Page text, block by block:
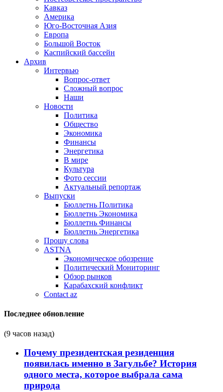
Кавказ
Америка
Юго-Восточная Азия
Европа
Большой Восток
Каспийский бассейн
Архив
Интервью
Вопрос-ответ
Сложный вопрос
Наши
Новости
Политика
Общество
Экономика
Финансы
Энергетика
В мире
Культура
Фото сессии
Актуальный репортаж
Выпуски
Бюллетнь Политика
Бюллетнь Экономика
Бюллетнь Финансы
Бюллетнь Энергетика
Прошу слова
ASTNA
Экономическое обозрение
Политический Мониторинг
Обзор рынков
Карабахский конфликт
Contact az
Последнее обновление
(9 часов назад)
Почему президентская резиденция
появилась именно в Загульбе? История
одного места, которое выбрала сама
природа